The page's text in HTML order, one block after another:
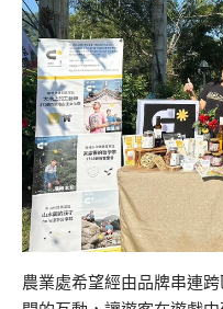
農業處希望經由品牌串連